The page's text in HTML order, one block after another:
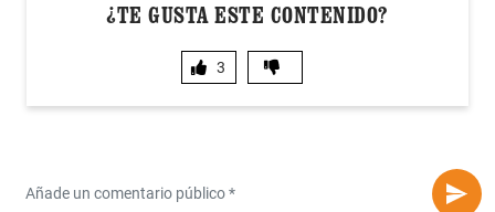
¿TE GUSTA ESTE CONTENIDO?
3